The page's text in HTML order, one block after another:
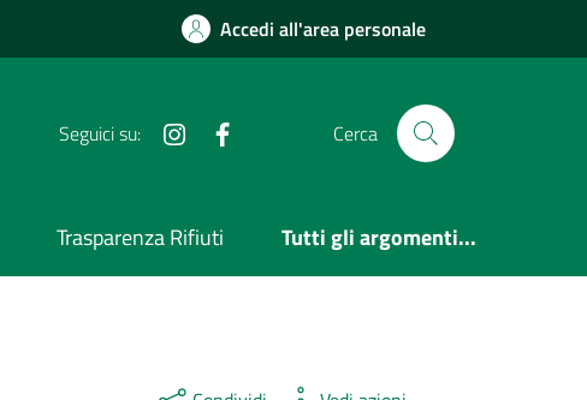
Accedi all'area personale
Seguici su: Instagram Cerca
Trasparenza Rifiuti Tutti gli argomenti...